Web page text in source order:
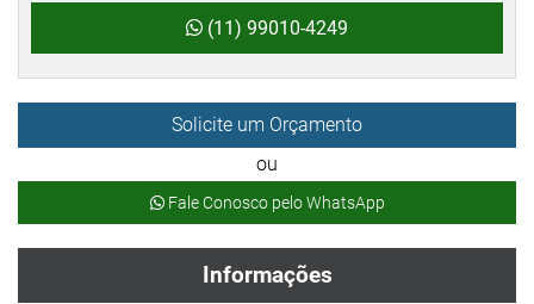
(11) 99010-4249
Solicite um Orçamento
ou
Fale Conosco pelo WhatsApp
Informações